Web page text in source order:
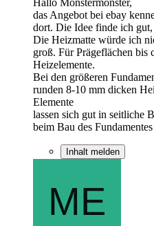
das Angebot bei ebay
dort. Die Idee finde ich
Die Heizmatte würde ich
groß. Für Prägeflächen bis
Heizelemente.
Bei den größeren
runden 8-10 mm dicken
Elemente
lassen sich gut in seitliche
beim Bau des
Inhalt melden